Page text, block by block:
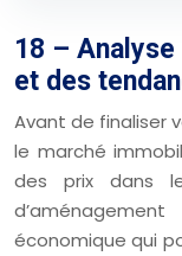
18 –
et des
Avant de finaliser
le marché
des prix dans
économique qui